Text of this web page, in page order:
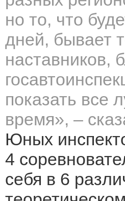
но то, что
дней, бывает
наставников,
показать все
время», –
Юных
4
себя в 6